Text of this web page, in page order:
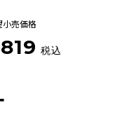
売価格
税込